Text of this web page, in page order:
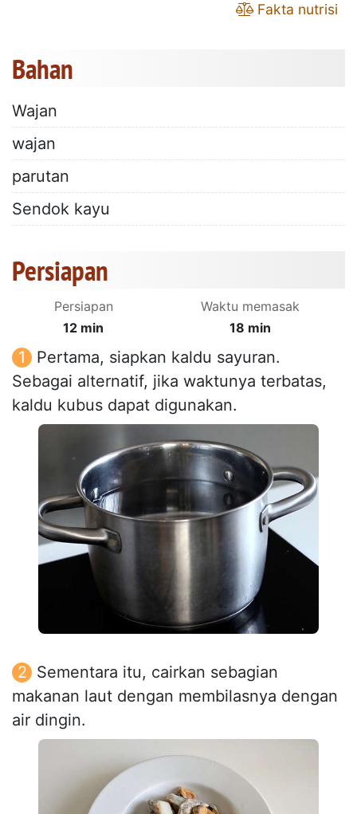
Fakta nutrisi
Bahan
Wajan
wajan
parutan
Sendok kayu
Persiapan
Persiapan
12 min
Waktu memasak
18 min
Pertama, siapkan kaldu sayuran.
Sebagai alternatif, jika waktunya terbatas,
kaldu kubus dapat digunakan.
Sementara itu, cairkan sebagian
makanan laut dengan membilasnya dengan
air dingin.